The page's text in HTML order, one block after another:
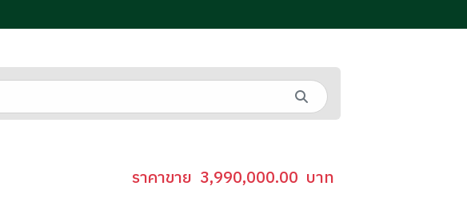
ราคาขาย 3,990,000.00 บาท